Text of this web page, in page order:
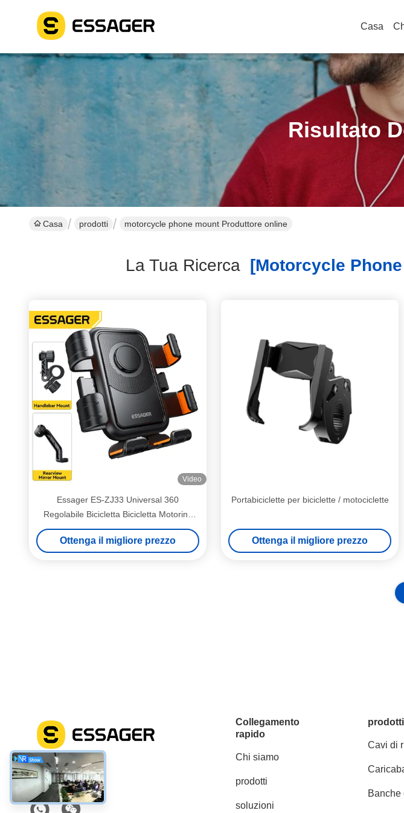
Casa
Risultato
Casa prodotti motorcycle phone mount Produttore online
La Tua Ricerca [motorcycle
Video
Essager ES-ZJ33 Universal 360
Regolabile Bicicletta Bicicletta Motorino
Portatelefono Con Maniglia E Retrovisore
Ottenga il migliore prezzo
Portabiciclette per biciclette / motociclette
Ottenga il migliore prezzo
Mezzi sociali
Collegamento
rapido
Chi siamo
prodotti
soluzioni
prodotti
Cavi di
Banche